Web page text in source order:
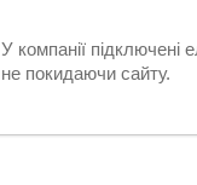
У компанії підключені
не покидаючи сайту.